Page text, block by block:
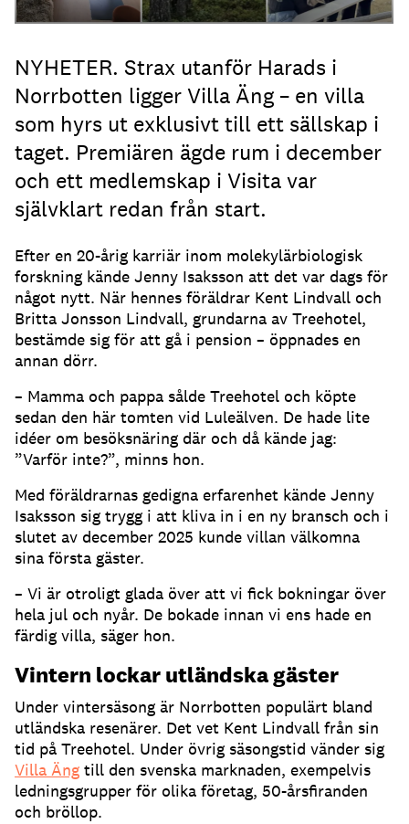
NYHETER. Strax utanför Harads i
Norrbotten ligger Villa Äng – en villa
som hyrs ut exklusivt till ett sällskap i
taget. Premiären ägde rum i december
och ett medlemskap i Visita var
självklart redan från start.
Efter en 20-årig karriär inom molekylärbiologisk
forskning kände Jenny Isaksson att det var dags för
något nytt. När hennes föräldrar Kent Lindvall och
Britta Jonsson Lindvall, grundarna av Treehotel,
bestämde sig för att gå i pension – öppnades en
annan dörr.
– Mamma och pappa sålde Treehotel och köpte
sedan den här tomten vid Luleälven. De hade lite
idéer om besöksnäring där och då kände jag:
”Varför inte?”, minns hon.
Med föräldrarnas gedigna erfarenhet kände Jenny
Isaksson sig trygg i att kliva in i en ny bransch och i
slutet av december 2025 kunde villan välkomna
sina första gäster.
– Vi är otroligt glada över att vi fick bokningar över
hela jul och nyår. De bokade innan vi ens hade en
färdig villa, säger hon.
Vintern lockar utländska gäster
Under vintersäsong är Norrbotten populärt bland
utländska resenärer. Det vet Kent Lindvall från sin
tid på Treehotel. Under övrig säsongstid vänder sig
Villa Äng till den svenska marknaden, exempelvis
ledningsgrupper för olika företag, 50-årsfiranden
och bröllop.